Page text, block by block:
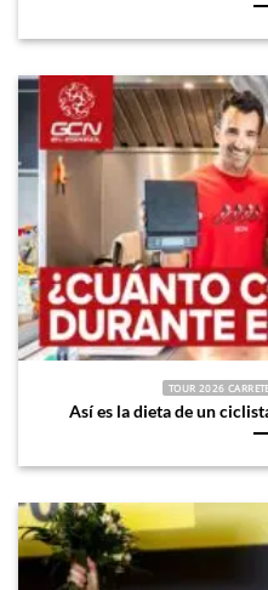
TOUR 2026
Así es la dieta de un